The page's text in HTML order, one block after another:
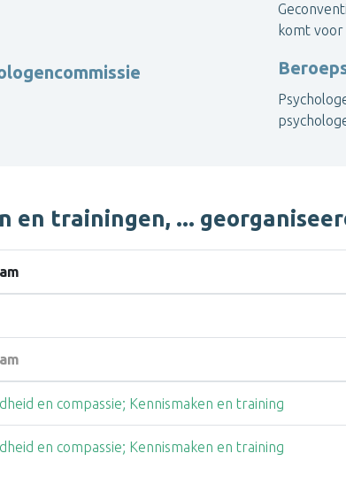
komt
en trainingen, ...
en compassie; Kennismaken en training
en compassie; Kennismaken en training